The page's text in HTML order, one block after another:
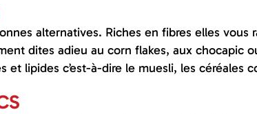
alternatives. Riches en fibres elles
dites adieu au corn flakes, aux chocapic
et lipides c’est-à-dire le muesli, les céréales